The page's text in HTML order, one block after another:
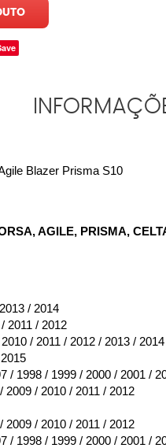
Blazer Prisma S10
AGILE, PRISMA,
/ 2014
2011 / 2012
/ 2011 / 2012 / 2013 /
/ 1998 / 1999 / 2000 / 2001 /
/ 2010 / 2011 / 2012
/ 2010 / 2011 / 2012
/ 1998 / 1999 / 2000 / 2001 /